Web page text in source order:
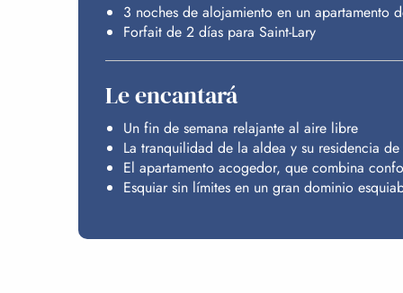
3 noches de alojamiento en un apartamento
Forfait de 2 días para Saint-Lary
Le encantará
Un fin de semana relajante al aire libre
La tranquilidad de la aldea y su residencia
El apartamento acogedor, que combina
Esquiar sin límites en un gran dominio